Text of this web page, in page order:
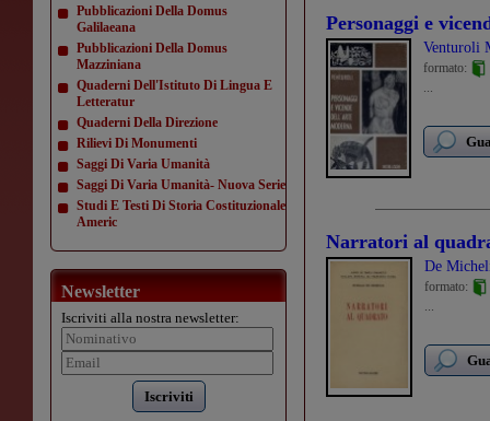
Pubblicazioni Della Domus
Galilaeana
Pubblicazioni Della Domus
Mazziniana
Quaderni Dell'Istituto Di Lingua E
Letteratur
Quaderni Della Direzione
Rilievi Di Monumenti
Saggi Di Varia Umanità
Saggi Di Varia Umanità- Nuova Serie
Studi E Testi Di Storia Costituzionale
Americ
Newsletter
Iscriviti alla nostra newsletter:
Iscriviti
Personaggi e
Venturoli
formato:
...
Narratori al
De
formato:
...